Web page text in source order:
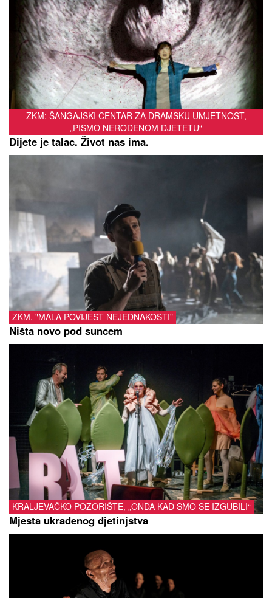
ZKM: ŠANGAJSKI CENTAR ZA DRAMSKU UMJETNOST,
„PISMO NEROĐENOM DJETETU“
Dijete je talac. Život nas ima.
ZKM, "MALA POVIJEST NEJEDNAKOSTI"
Ništa novo pod suncem
KRALJEVAČKO POZORIŠTE, „ONDA KAD SMO SE IZGUBILI“
Mjesta ukradenog djetinjstva